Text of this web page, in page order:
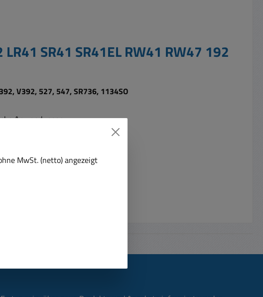
SR41 SR41EL RW41 RW47 192
V392, 527, 547, SR736, 1134SO
Anwendungen
1134SO
MwSt. (netto) angezeigt